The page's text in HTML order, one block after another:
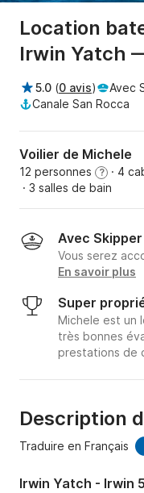
Location
Irwin Yatch
5.0 (0 avis) Avec
Canale San Rocca
Voilier de Michele
12 personnes ? · 4
· 3 salles de bain
Avec Skipper
Vous serez
En savoir plus
Super
Michele est un
très bonnes
prestations de
Description
Traduire en Français
Irwin Yatch - Irwin